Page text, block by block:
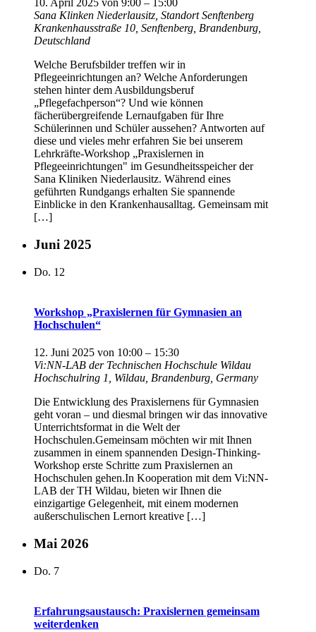
10. April 2025 von 9:00 –
15:00
Sana Klinken Niederlausitz, Standort Senftenberg
Krankenhausstraße 10, Senftenberg, Brandenburg,
Deutschland
Welche Berufsbilder treffen wir in
Pflegeeinrichtungen an? Welche Anforderungen
stehen hinter dem Ausbildungsberuf
„Pflegefachperson“? Und wie können
fächerübergreifende Lernaufgaben für Ihre
Schülerinnen und Schüler aussehen? Antworten auf
diese und vieles mehr erfahren Sie bei unserem
Lehrkräfte-Workshop „Praxislernen in
Pflegeeinrichtungen" im Gesundheitsspeicher der
Sana Kliniken Niederlausitz. Während eines
geführten Rundgangs erhalten Sie spannende
Einblicke in den Krankenhausalltag. Gemeinsam mit
[…]
Juni 2025
Do. 12
Workshop „Praxislernen für Gymnasien an
Hochschulen“
12. Juni 2025 von 10:00 – 15:30
Vi:NN-LAB der Technischen Hochschule Wildau
Hochschulring 1, Wildau, Brandenburg, Germany
Die Entwicklung des Praxislernens für Gymnasien
geht voran – und diesmal bringen wir das innovative
Unterrichtsformat in die Welt der
Hochschulen.Gemeinsam möchten wir mit Ihnen
zusammen in einem spannenden Design-Thinking-
Workshop erste Schritte zum Praxislernen an
Hochschulen gehen.In Kooperation mit dem Vi:NN-
LAB der TH Wildau, bieten wir Ihnen die
einzigartige Gelegenheit, mit einem modernen
außerschulischen Lernort kreative […]
Mai 2026
Do. 7
Erfahrungsaustausch: Praxislernen gemeinsam
weiterdenken